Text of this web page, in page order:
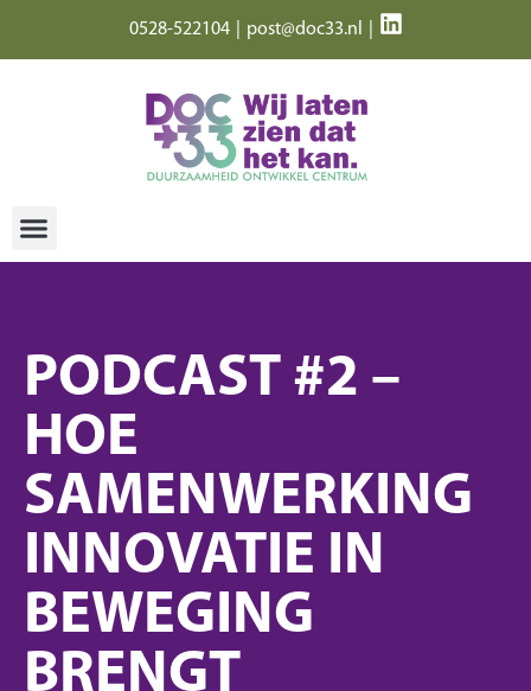
0528-522104 post@doc33.nl
PODCAST #2 –
HOE
SAMENWERKING
INNOVATIE IN
BEWEGING
BRENGT